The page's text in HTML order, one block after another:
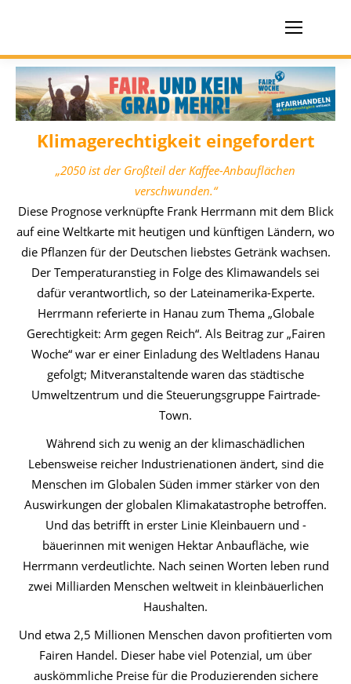
Klimagerechtigkeit eingefordert
„2050 ist der Großteil der Kaffee-Anbauflächen
verschwunden.“
Diese Prognose verknüpfte Frank Herrmann mit dem Blick
auf eine Weltkarte mit heutigen und künftigen Ländern, wo
die Pflanzen für der Deutschen liebstes Getränk wachsen.
Der Temperaturanstieg in Folge des Klimawandels sei
dafür verantwortlich, so der Lateinamerika-Experte.
Herrmann referierte in Hanau zum Thema „Globale
Gerechtigkeit: Arm gegen Reich“. Als Beitrag zur „Fairen
Woche“ war er einer Einladung des Weltladens Hanau
gefolgt; Mitveranstaltende waren das städtische
Umweltzentrum und die Steuerungsgruppe Fairtrade-
Town.
Während sich zu wenig an der klimaschädlichen
Lebensweise reicher Industrienationen ändert, sind die
Menschen im Globalen Süden immer stärker von den
Auswirkungen der globalen Klimakatastrophe betroffen.
Und das betrifft in erster Linie Kleinbauern und -
bäuerinnen mit wenigen Hektar Anbaufläche, wie
Herrmann verdeutlichte. Nach seinen Worten leben rund
zwei Milliarden Menschen weltweit in kleinbäuerlichen
Haushalten.
Und etwa 2,5 Millionen Menschen davon profitierten vom
Fairen Handel. Dieser habe viel Potenzial, um über
auskömmliche Preise für die Produzierenden sichere